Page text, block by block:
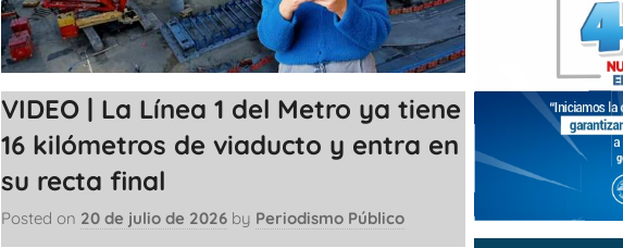
VIDEO | La Línea 1 del Metro ya tiene
16 kilómetros de viaducto y entra en
su recta final
Posted on 20 de julio de 2026 by Periodismo Público